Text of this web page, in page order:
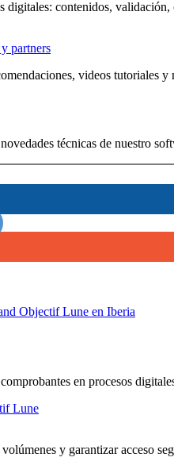
digitales: contenidos,
partners
videos tutoriales
técnicas de nuestro
Objectif Lune en Iberia
en procesos
y garantizar acceso